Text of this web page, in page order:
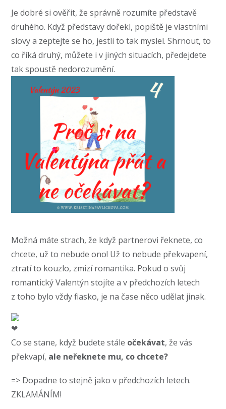
Je dobré si ověřit, že správně rozumíte představě
druhého. Když představy dořekl, popiště je vlastními
slovy a zeptejte se ho, jestli to tak myslel. Shrnout, to
co říká druhý, můžete i v jiných situacích, předejdete
tak spoustě nedorozumění.
Možná máte strach, že když partnerovi řeknete, co
chcete, už to nebude ono! Už to nebude překvapení,
ztratí to kouzlo, zmizí romantika. Pokud o svůj
romantický Valentýn stojíte a v předchozích letech
z toho bylo vždy fiasko, je na čase něco udělat jinak.
Co se stane, když budete stále očekávat, že vás
překvapí, ale neřeknete mu, co chcete?
=> Dopadne to stejně jako v předchozích letech.
ZKLAMÁNÍM!